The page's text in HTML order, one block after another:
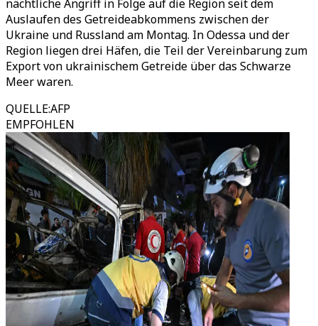
nächtliche Angriff in Folge auf die Region seit dem
Auslaufen des Getreideabkommens zwischen der
Ukraine und Russland am Montag. In Odessa und der
Region liegen drei Häfen, die Teil der Vereinbarung zum
Export von ukrainischem Getreide über das Schwarze
Meer waren.
QUELLE:AFP
EMPFOHLEN